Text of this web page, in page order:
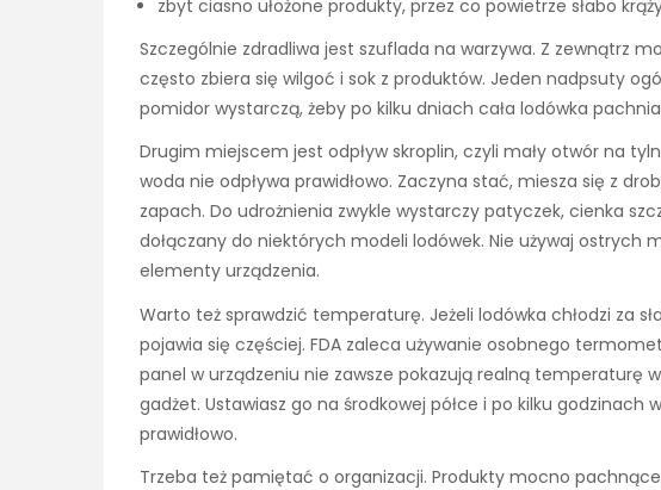
zbyt ciasno ułożone produkty, przez co powietrze słabo
Szczególnie zdradliwa jest szuflada na warzywa. Z zewnątrz
często zbiera się wilgoć i sok z produktów. Jeden nadpsuty
pomidor wystarczą, żeby po kilku dniach cała lodówka
Drugim miejscem jest odpływ skroplin, czyli mały otwór na
woda nie odpływa prawidłowo. Zaczyna stać, miesza się z
zapach. Do udrożnienia zwykle wystarczy patyczek, cienka
dołączany do niektórych modeli lodówek. Nie używaj ostrych
elementy urządzenia.
Warto też sprawdzić temperaturę. Jeżeli lodówka chłodzi za
pojawia się częściej. FDA zaleca używanie osobnego
panel w urządzeniu nie zawsze pokazują realną temperaturę
gadżet. Ustawiasz go na środkowej półce i po kilku godzinach
prawidłowo.
Trzeba też pamiętać o organizacji. Produkty mocno